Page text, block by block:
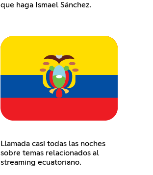
que haga Ismael Sánchez.
Llamada casi todas las noches
sobre temas relacionados al
streaming ecuatoriano.